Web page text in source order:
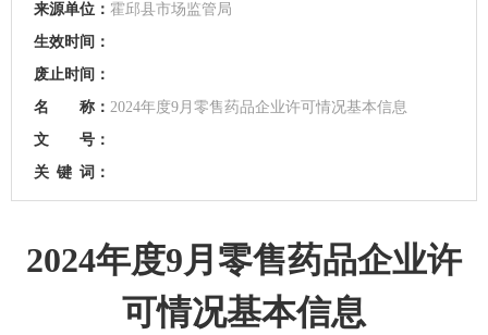
来源单位： 霍邱县市场监管局
生效时间：
废止时间：
名 称： 2024年度9月零售药品企业许可情况基本信息
文 号：
关 键 词：
2024年度9月零售药品企业许
可情况基本信息